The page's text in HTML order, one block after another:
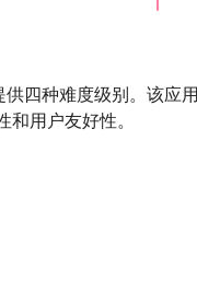
供四种难度级别。该应用
和用户友好性。